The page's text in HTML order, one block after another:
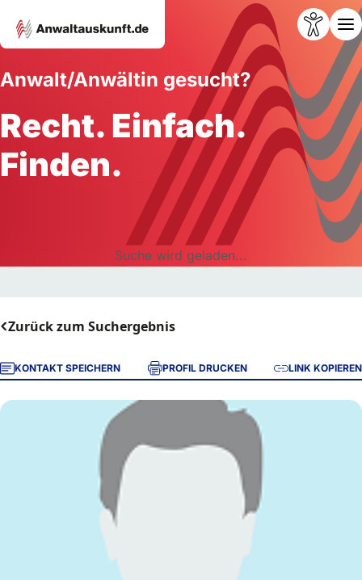
Anwalt/Anwältin gesucht?
Recht. Einfach.
Finden.
Suche wird geladen...
Zurück zum Suchergebnis
KONTAKT SPEICHERN PROFIL DRUCKEN LINK KOPIEREN